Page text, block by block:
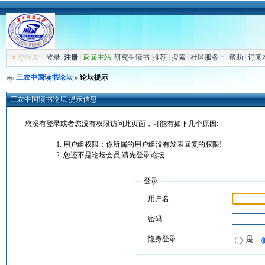
»您尚未 登录 注册| 返回主站| 研究生读书| 推荐| 搜索| 社区服务 帮助 订阅
三农中国读书论坛» 论坛提示
三农中国读书论坛 提示信息
您没有登录或者您没有权限访问此页面，可能有如下几个原因:
用户组权限：你所属的用户组没有发表回复的权限!
您还不是论坛会员,请先登录论坛
登录
用户名
密码
隐身登录 是